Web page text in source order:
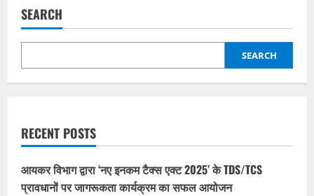
SEARCH
SEARCH
RECENT POSTS
आयकर विभाग द्वारा ‘नए इनकम टैक्स एक्ट 2025’ के TDS/TCS
प्रावधानों पर जागरूकता कार्यक्रम का सफल आयोजन